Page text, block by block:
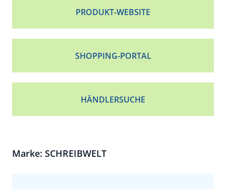
PRODUKT-WEBSITE
SHOPPING-PORTAL
HÄNDLERSUCHE
Marke: SCHREIBWELT